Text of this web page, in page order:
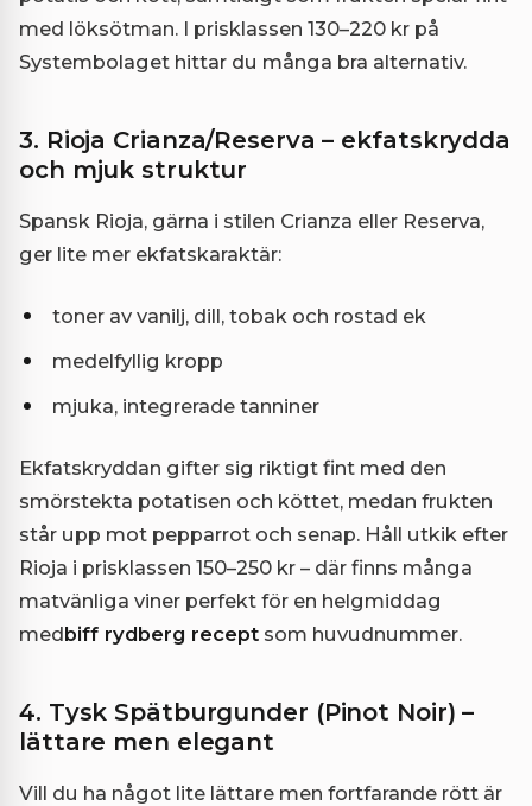
med löksötman. I prisklassen 130–220 kr på
Systembolaget hittar du många bra alternativ.
3. Rioja Crianza/Reserva – ekfatskrydda
och mjuk struktur
Spansk Rioja, gärna i stilen Crianza eller Reserva,
ger lite mer ekfatskaraktär:
toner av vanilj, dill, tobak och rostad ek
medelfyllig kropp
mjuka, integrerade tanniner
Ekfatskryddan gifter sig riktigt fint med den
smörstekta potatisen och köttet, medan frukten
står upp mot pepparrot och senap. Håll utkik efter
Rioja i prisklassen 150–250 kr – där finns många
matvänliga viner perfekt för en helgmiddag
medbiff rydberg recept som huvudnummer.
4. Tysk Spätburgunder (Pinot Noir) –
lättare men elegant
Vill du ha något lite lättare men fortfarande rött är